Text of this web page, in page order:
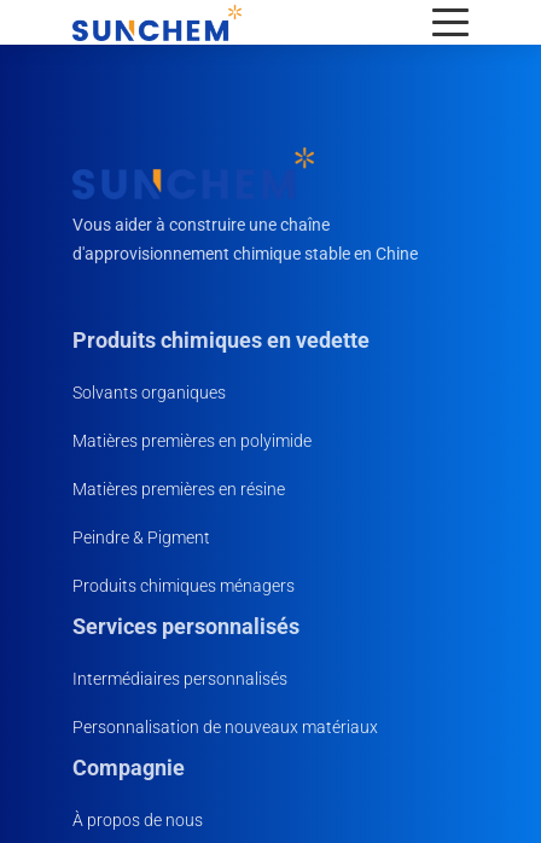
Vous aider à construire une chaîne
d'approvisionnement chimique stable en Chine
Produits chimiques en vedette
Solvants organiques
Matières premières en polyimide
Matières premières en résine
Peindre & Pigment
Produits chimiques ménagers
Services personnalisés
Intermédiaires personnalisés
Personnalisation de nouveaux matériaux
Compagnie
À propos de nous